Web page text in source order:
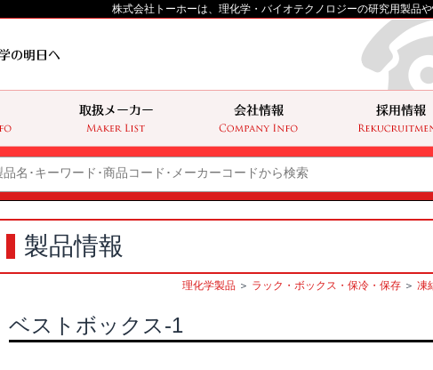
株式会社トーホーは、理化学・バイオテクノロジーの研究用製品
製品情報
理化学製品 ＞ ラック・ボックス・保冷・保存 ＞ 凍
ベストボックス-1